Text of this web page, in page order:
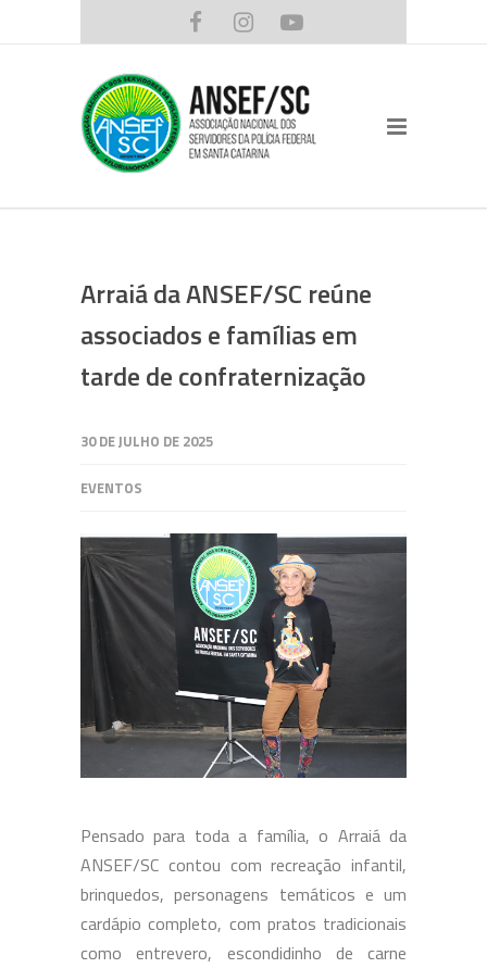
Arraiá da ANSEF/SC reúne
associados e famílias em
tarde de confraternização
30 DE JULHO DE 2025
EVENTOS
Pensado para toda a família, o Arraiá da
ANSEF/SC contou com recreação infantil,
brinquedos, personagens temáticos e um
cardápio completo, com pratos tradicionais
como entrevero, escondidinho de carne